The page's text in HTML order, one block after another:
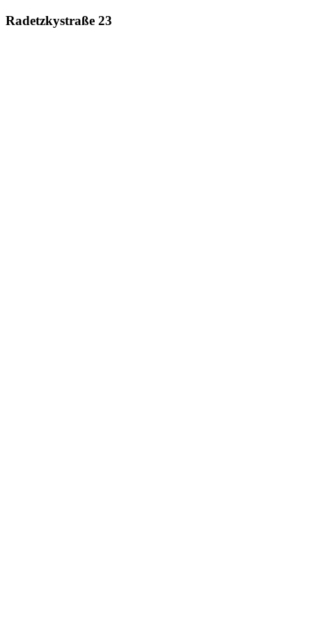
Radetzkystraße 23